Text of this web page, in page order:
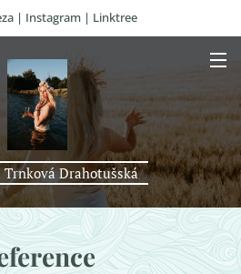
| Instagram | Linktree
Trnková Drahotušská